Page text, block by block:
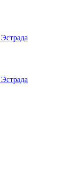
Эстрада
Эстрада